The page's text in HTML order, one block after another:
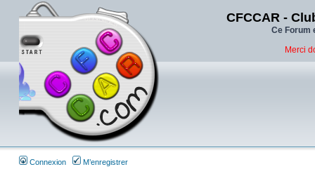
CFCCAR -
Ce Forum
Merci
Connexion M’enregistrer